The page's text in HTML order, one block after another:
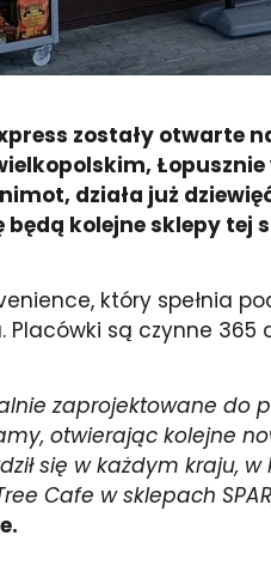
zostały
działa już
kolejne sklepy tej
który spełnia
są czynne 365
zaprojektowane
otwierając kolejne
się w każdym kraju,
Cafe w sklepach